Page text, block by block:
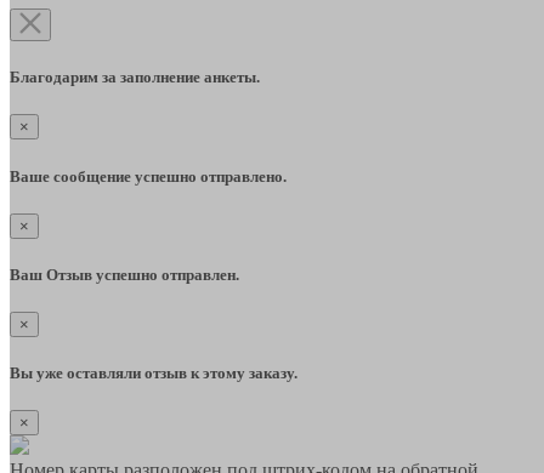
Благодарим за заполнение анкеты.
×
Ваше сообщение успешно отправлено.
×
Ваш Отзыв успешно отправлен.
×
Вы уже оставляли отзыв к этому заказу.
×